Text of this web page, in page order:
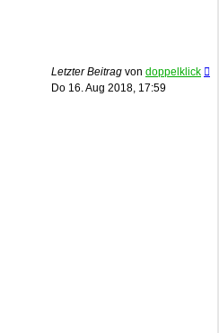
Letzter Beitrag von doppelklick
Do 16. Aug 2018, 17:59